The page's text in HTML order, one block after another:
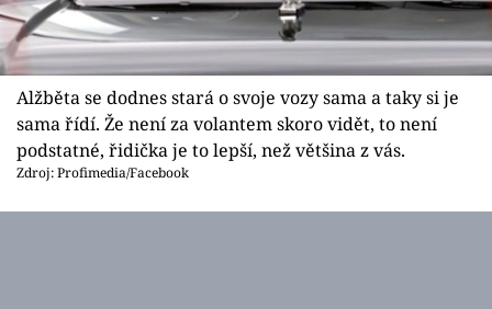
Alžběta se dodnes stará o svoje vozy sama a taky si je
sama řídí. Že není za volantem skoro vidět, to není
podstatné, řidička je to lepší, než většina z vás.
Zdroj: Profimedia/Facebook